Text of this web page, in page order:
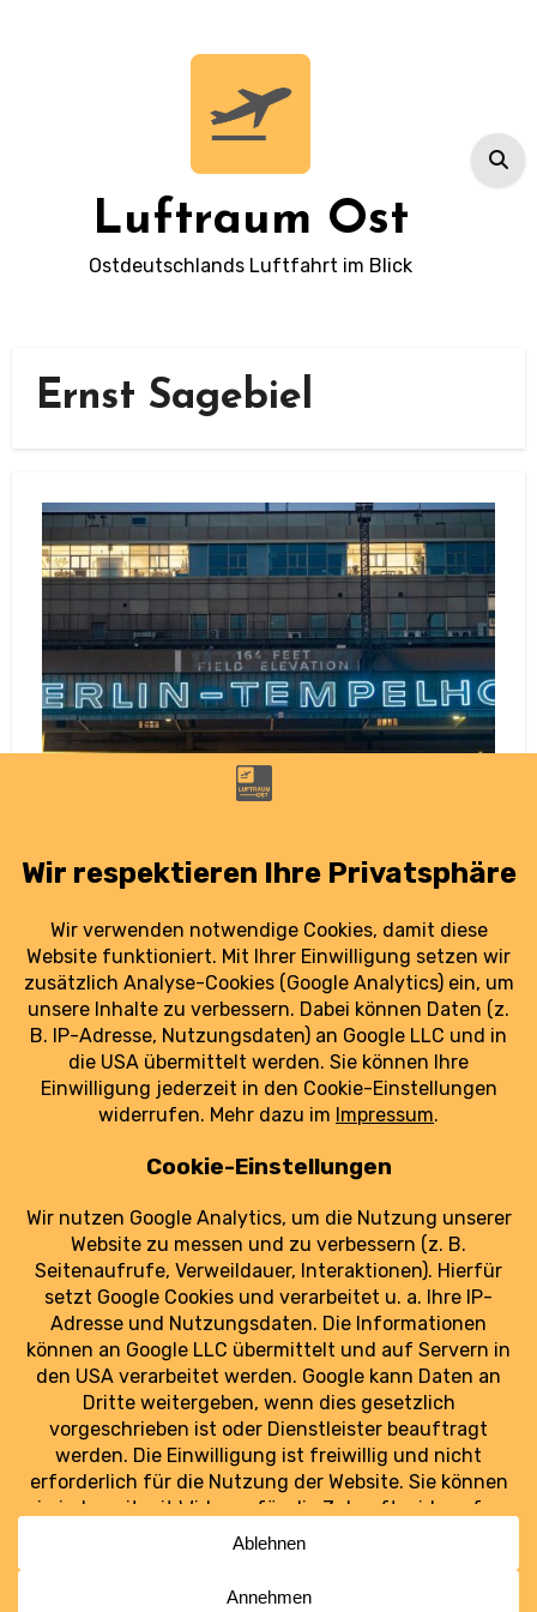
Luftraum Ost
Ostdeutschlands Luftfahrt im Blick
Ernst Sagebiel
Berlin-Tempelhof: Historischer Schriftzug
leuchtet wieder
17. Oktober 2025
Der bekannte Schriftzug "BERLIN –
TEMPELHOF" ist zurück. Frisch restauriert und
hell erleuchtet.
weiterlesen
Luftraum Ost
Ostdeutschlands Luftfahrt im Blick